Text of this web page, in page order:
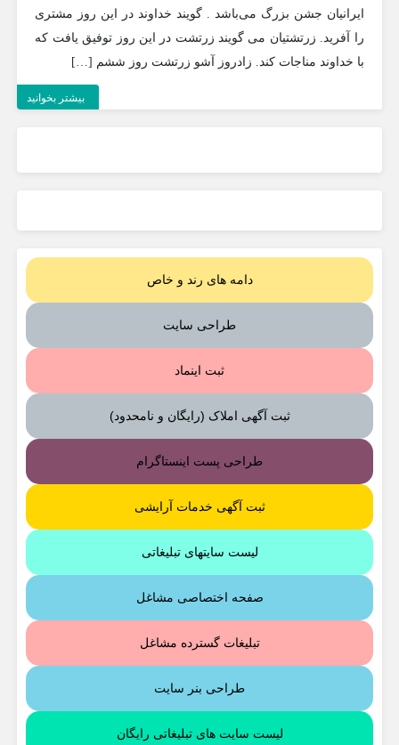
ایرانیان جشن بزرگ می‌باشد . گویند خداوند در این روز مشتری
را آفرید. زرتشتیان می گویند زرتشت در این روز توفیق یافت که
با خداوند مناجات کند. زادروز آشو زرتشت روز ششم […]
بیشتر بخوانید
دامه های رند و خاص
طراحی سایت
ثبت اینماد
ثبت آگهی املاک (رایگان و نامحدود)
طراحی پست اینستاگرام
ثبت آگهی خدمات آرایشی
لیست سایتهای تبلیغاتی
صفحه اختصاصی مشاغل
تبلیغات گسترده مشاغل
طراحی بنر سایت
لیست سایت های تبلیغاتی رایگان